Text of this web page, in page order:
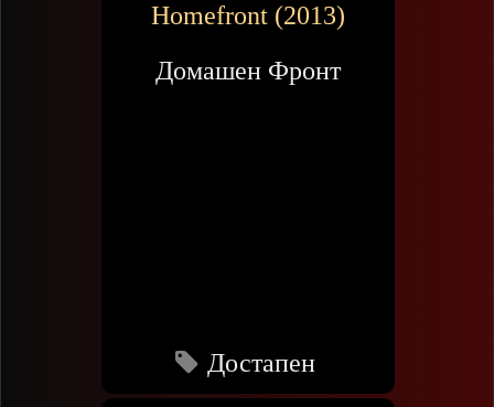
Homefront (2013)
Домашен Фронт
Достапен